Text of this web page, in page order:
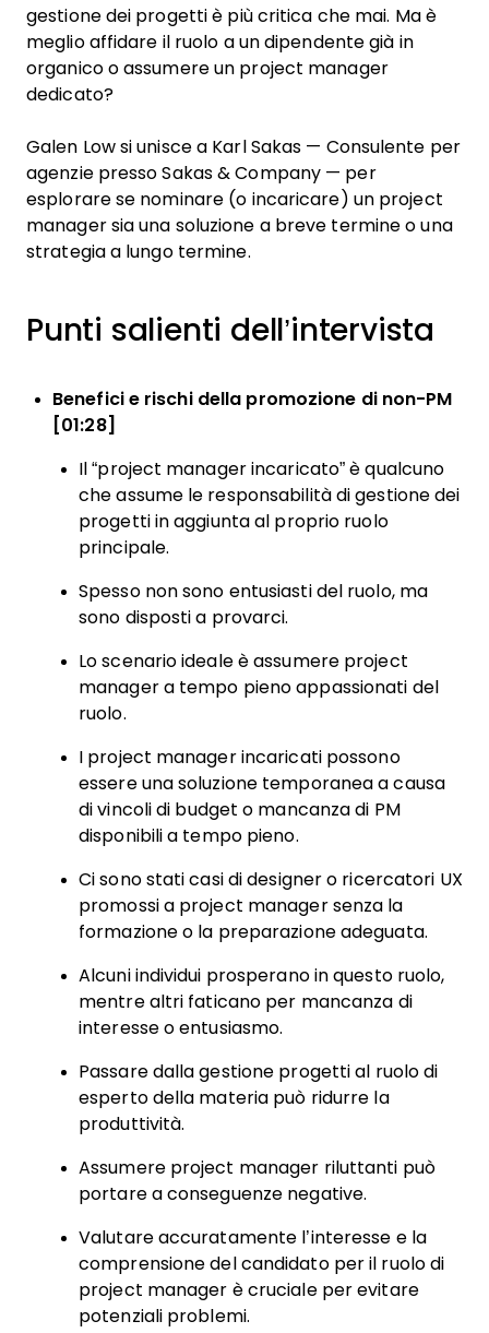
gestione dei progetti è più critica che mai. Ma è
meglio affidare il ruolo a un dipendente già in
organico o assumere un project manager
dedicato?
Galen Low si unisce a Karl Sakas — Consulente per
agenzie presso Sakas & Company — per
esplorare se nominare (o incaricare) un project
manager sia una soluzione a breve termine o una
strategia a lungo termine.
Punti salienti dell’intervista
Benefici e rischi della promozione di non-PM
[01:28]
Il “project manager incaricato” è qualcuno
che assume le responsabilità di gestione dei
progetti in aggiunta al proprio ruolo
principale.
Spesso non sono entusiasti del ruolo, ma
sono disposti a provarci.
Lo scenario ideale è assumere project
manager a tempo pieno appassionati del
ruolo.
I project manager incaricati possono
essere una soluzione temporanea a causa
di vincoli di budget o mancanza di PM
disponibili a tempo pieno.
Ci sono stati casi di designer o ricercatori UX
promossi a project manager senza la
formazione o la preparazione adeguata.
Alcuni individui prosperano in questo ruolo,
mentre altri faticano per mancanza di
interesse o entusiasmo.
Passare dalla gestione progetti al ruolo di
esperto della materia può ridurre la
produttività.
Assumere project manager riluttanti può
portare a conseguenze negative.
Valutare accuratamente l’interesse e la
comprensione del candidato per il ruolo di
project manager è cruciale per evitare
potenziali problemi.